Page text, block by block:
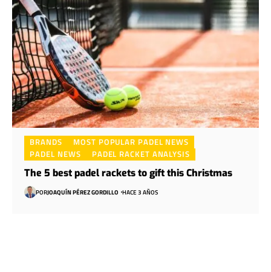
BRANDS
MOST POPULAR PADEL NEWS
PADEL NEWS
PADEL RACKET ANALYSIS
The 5 best padel rackets to gift this Christmas
PORJOAQUÍN PÉREZ GORDILLO HACE 3 AÑOS